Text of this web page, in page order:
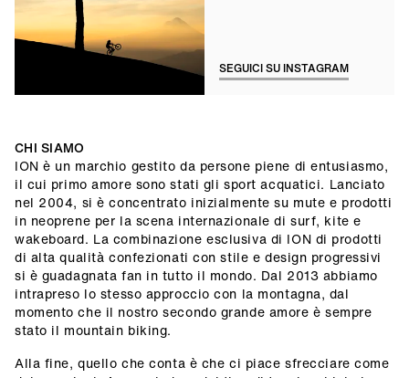
SEGUICI SU INSTAGRAM
CHI SIAMO
ION è un marchio gestito da persone piene di entusiasmo,
il cui primo amore sono stati gli sport acquatici. Lanciato
nel 2004, si è concentrato inizialmente su mute e prodotti
in neoprene per la scena internazionale di surf, kite e
wakeboard. La combinazione esclusiva di ION di prodotti
di alta qualità confezionati con stile e design progressivi
si è guadagnata fan in tutto il mondo. Dal 2013 abbiamo
intrapreso lo stesso approccio con la montagna, dal
momento che il nostro secondo grande amore è sempre
stato il mountain biking.
Alla fine, quello che conta è che ci piace sfrecciare come